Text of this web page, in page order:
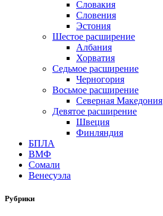
Словакия
Словения
Эстония
Шестое расширение
Албания
Хорватия
Седьмое расширение
Черногория
Восьмое расширение
Северная Македония
Девятое расширение
Швеция
Финляндия
БПЛА
ВМФ
Сомали
Венесуэла
Рубрики